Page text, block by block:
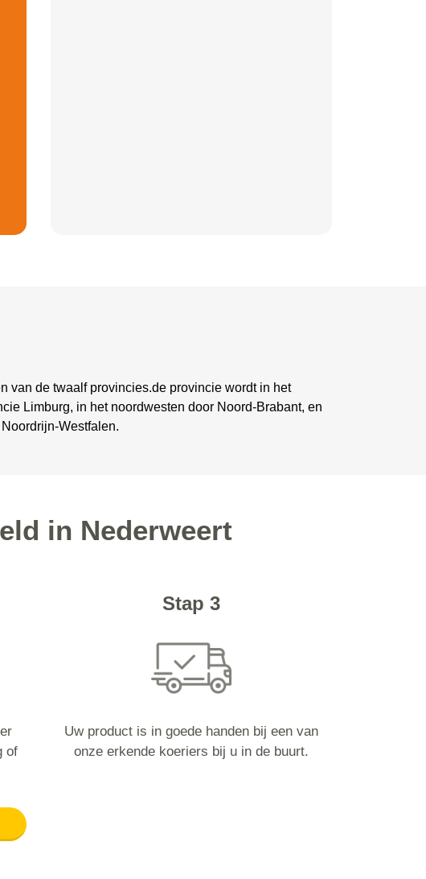
van de twaalf provincies.de provincie wordt in het
Limburg, in het noordwesten door Noord-Brabant, en
Westfalen.
in Nederweert
of
Stap 3
Uw product is in goede handen bij een van
onze erkende koeriers bij u in de buurt.